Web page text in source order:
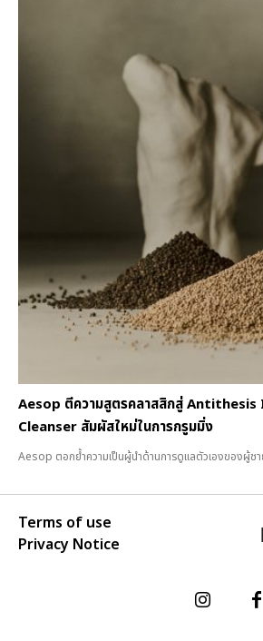
Aesop ตีความสูตรคลาสสิกสู่
Cleanser สัมผัสใหม่ในการกรูมมิ่ง
Aesop ตอกย้ำความเป็นผู้นำด้านการดูแลตัวเองของผู้ช
Terms of use
Privacy Notice